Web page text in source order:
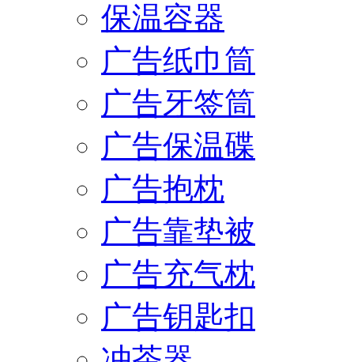
保温容器
广告纸巾筒
广告牙签筒
广告保温碟
广告抱枕
广告靠垫被
广告充气枕
广告钥匙扣